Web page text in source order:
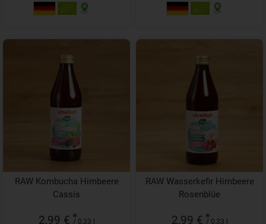
RAW Kombucha Himbeere
Cassis
2,99 € *
/ 0,33 l
RAW Wasserkefir Himbeere
Rosenblüe
2,99 € *
/ 0,33 l